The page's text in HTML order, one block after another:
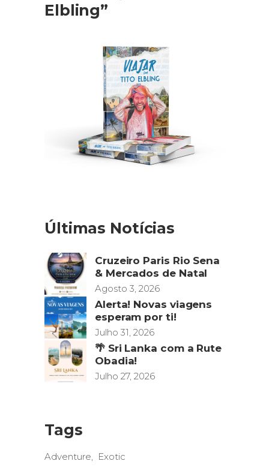
Elbling”
Últimas Notícias
Cruzeiro Paris Rio Sena
& Mercados de Natal
Agosto 3, 2026
Alerta! Novas viagens
esperam por ti!
Julho 31, 2026
🌴 Sri Lanka com a Rute
Obadia!
Julho 27, 2026
Tags
Adventure Exotic